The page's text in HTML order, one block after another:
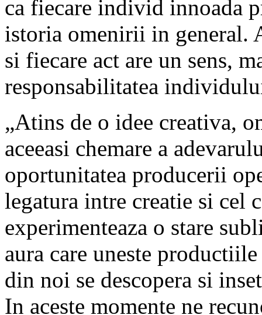
ca fiecare individ innoada
istoria omenirii in general.
si fiecare act are un sens,
responsabilitatea
„Atins de o idee creativa,
aceeasi chemare a
oportunitatea producerii
legatura intre creatie si cel
experimenteaza o stare
aura care uneste
din noi se descopera si
In aceste momente ne